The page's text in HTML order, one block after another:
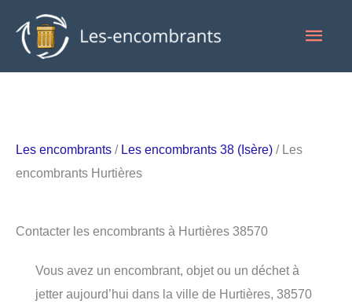
contenu
Les encombrants / Les encombrants 38 (Isère) / Les
encombrants Hurtières
Contacter les encombrants à Hurtières 38570
Vous avez un encombrant, objet ou un déchet à
jetter aujourd’hui dans la ville de Hurtières, 38570